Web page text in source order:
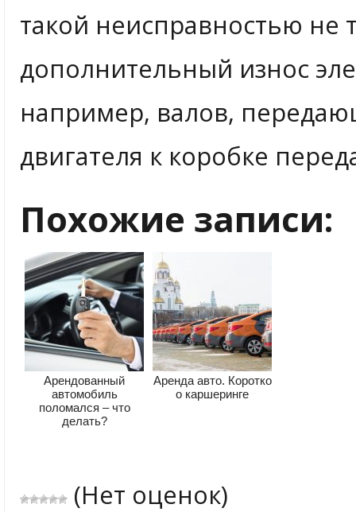
такой неисправностью не
дополнительный износ
например, валов,
двигателя к коробке
Похожие записи:
Арендованный
автомобиль
поломался – что
делать?
Аренда авто. Коротко
о каршеринге
(Нет оценок)